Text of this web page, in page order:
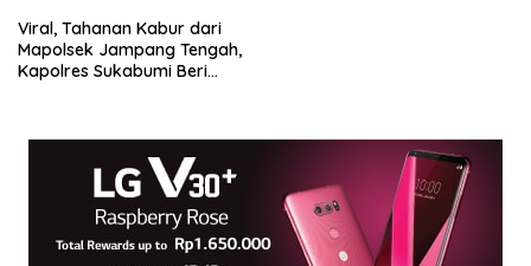
Viral, Tahanan Kabur dari
Mapolsek Jampang Tengah,
Kapolres Sukabumi Beri